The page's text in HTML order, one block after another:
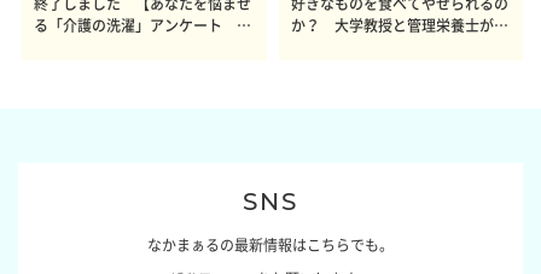
る「介護の洗濯」アンケート 体
か？ 大学教授と管理栄養士が出
SNS
なかまぁるの最新情報はこちらでも。